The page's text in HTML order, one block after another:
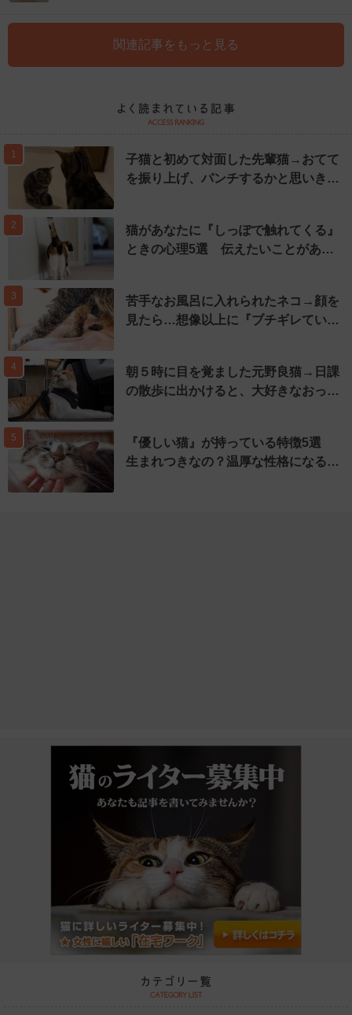
関連記事をもっと見る
1
子猫と初めて対面した先輩猫→おてて
を振り上げ、パンチするかと思いき…
2
猫があなたに『しっぽで触れてくる』
ときの心理5選 伝えたいことがあ…
3
苦手なお風呂に入れられたネコ→顔を
見たら…想像以上に『ブチギレてい…
4
朝５時に目を覚ました元野良猫→日課
の散歩に出かけると、大好きなおっ…
5
『優しい猫』が持っている特徴5選
生まれつきなの？温厚な性格になる…